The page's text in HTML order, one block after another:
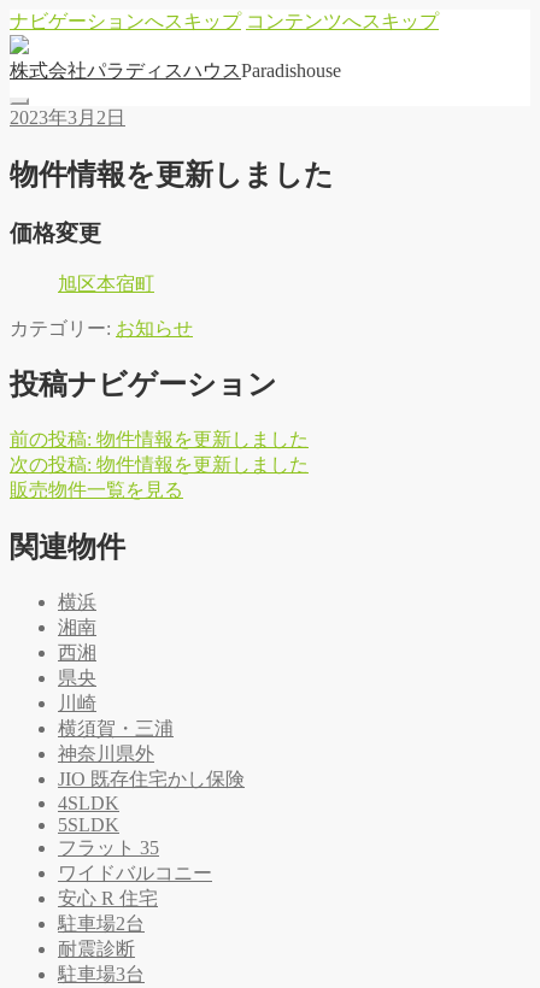
ナビゲーションへスキップ コンテンツへスキップ
株式会社パラディ スハウ スParadishouse
2023年3月2日
物件情報を更新しました
価格変更
旭区本宿町
カテゴリー: お知らせ
投稿ナビゲーション
前の投稿: 物件情報を更新しました
次の投稿: 物件情報を更新しました
販売物件一覧を 見る
関連物件
横浜
湘南
西湘
県央
川崎
横須賀・三浦
神奈川県外
JIO 既存住宅かし保険
4SLDK
5SLDK
フラット 35
ワイドバルコニー
安心 R 住宅
駐車場2台
耐震診断
駐車場3台